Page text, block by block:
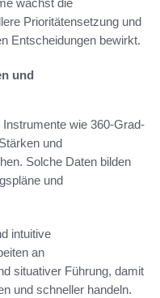
Prioritätensetzung und
Entscheidungen bewirkt.
und
wie 360-Grad-
und
Solche Daten bilden
und
intuitive
an
situativer Führung, damit
und schneller handeln.